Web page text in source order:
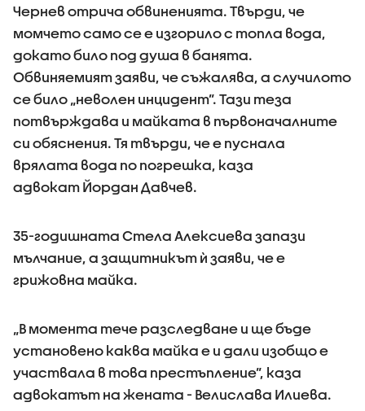
Чернев отрича обвиненията. Твърди, че
момчето само се е изгорило с топла вода,
докато било под душа в банята.
Обвиняемият заяви, че съжалява, а случилото
се било „неволен инцидент”. Тази теза
потвърждава и майката в първоначалните
си обяснения. Тя твърди, че е пуснала
врялата вода по погрешка, каза
адвокат Йордан Давчев.
35-годишната Стела Алексиева запази
мълчание, а защитникът ѝ заяви, че е
грижовна майка.
„В момента тече разследване и ще бъде
установено каква майка е и дали изобщо е
участвала в това престъпление”, каза
адвокатът на жената - Велислава Илиева.